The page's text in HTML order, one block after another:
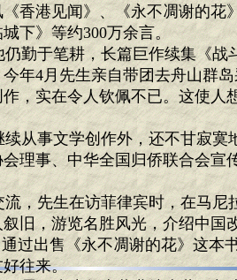
《香港见闻》、《永不凋谢的花
下》等约300万余言。
勤于笔耕，长篇巨作续集《战
年4月先生亲自带团去舟山群
，实在令人钦佩不已。这使
从事文学创作外，还不甘寂寞
理事、中华全国归侨联合会宣
，先生在访菲律宾时，在马尼
旧，游览名胜风光，介绍中国
过出售《永不凋谢的花》这本
往来。